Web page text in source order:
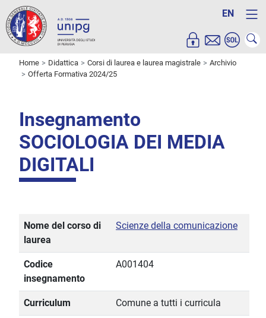
EN
Home Didattica Corsi di laurea e laurea magistrale
Archivio
Offerta Formativa 2024/25
Insegnamento
SOCIOLOGIA DEI MEDIA
DIGITALI
Nome del corso di
laurea
Scienze della comunicazione
Codice
insegnamento
A001404
Curriculum Comune a tutti i curricula